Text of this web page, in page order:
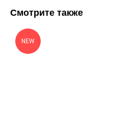
Смотрите также
NEW